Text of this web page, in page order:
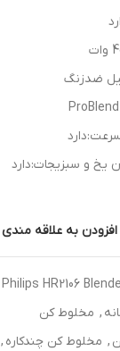
ضد‌زنگ
یخ و سبزیجات:دارد
افزودن به علاقه مندی
Philips HR2106
, مخلوط کن
, مخلوط کن چندکاره ,